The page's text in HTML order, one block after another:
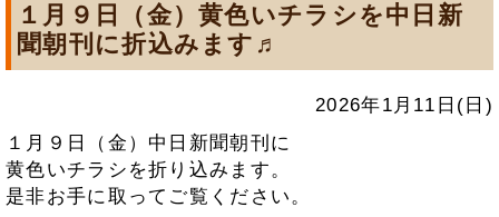
１月９日（金）黄色いチラシを中日新
聞朝刊に折込みます♬
2026年1月11日(日)
１月９日（金）中日新聞朝刊に
黄色いチラシを折り込みます。
是非お手に取ってご覧ください。